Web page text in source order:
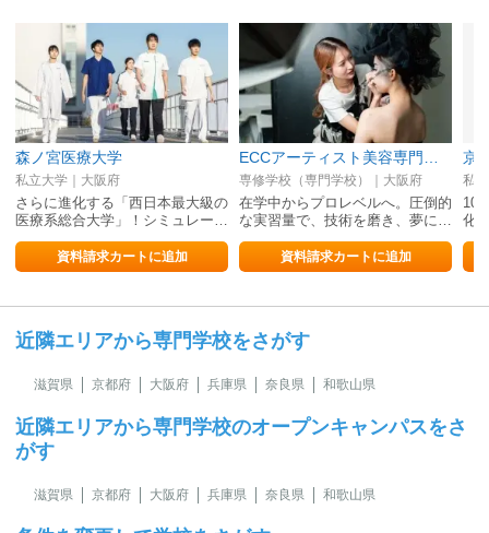
森ノ宮医療大学
私立大学｜大阪府
さらに進化する「西日本最大級の
医療系総合大学」！シミュレー…
資料請求カートに追加
専修学校（専門学校）｜大阪府
在学中からプロレベルへ。圧倒的
な実習量で、技術を磨き、夢に…
資料請求カートに追加
京
私
10
化
近隣エリアから専門学校をさがす
滋賀県 京都府 大阪府 兵庫県 奈良県 和歌山県
近隣エリアから専門学校のオープンキャンパスをさ
がす
滋賀県 京都府 大阪府 兵庫県 奈良県 和歌山県